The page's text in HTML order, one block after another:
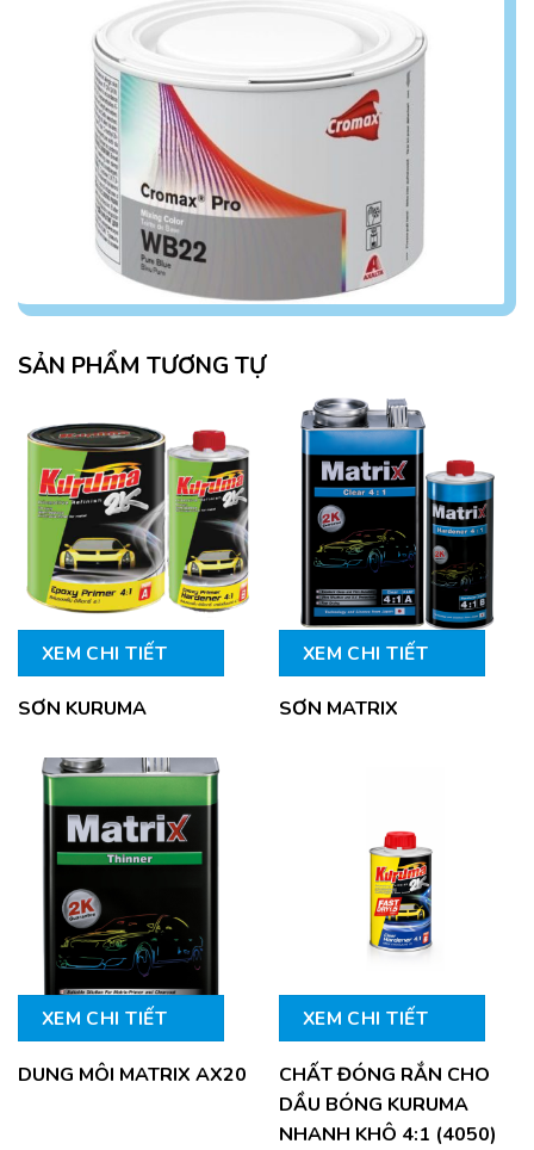
SẢN PHẨM TƯƠNG TỰ
XEM CHI TIẾT
SƠN KURUMA
XEM CHI TIẾT
SƠN MATRIX
XEM CHI TIẾT
DUNG MÔI MATRIX AX20
XEM CHI TIẾT
CHẤT ĐÓNG RẮN CHO
DẦU BÓNG KURUMA
NHANH KHÔ 4:1 (4050)